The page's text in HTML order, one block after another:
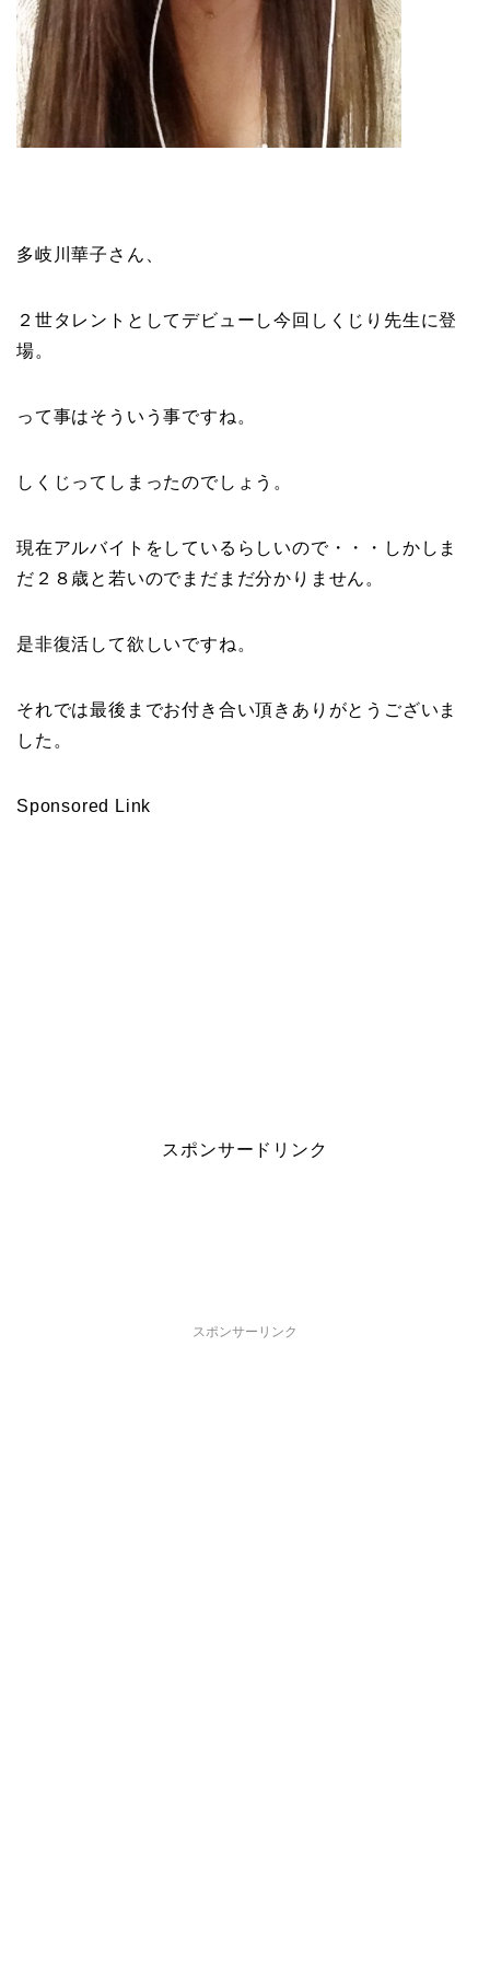
多岐川華子さん、
２世タレントとしてデビューし今回 しくじり先生に登
場。
って事はそういう事ですね。
しくじってしまったのでしょう。
現在アルバイトをしているらしいので・・・しかしま
だ２８歳と若いのでまだまだ分かりません。
是非復活して欲しいですね。
それでは最後までお付き合い頂きありがとうございま
した。
Sponsored Link
スポンサードリンク
スポンサーリンク